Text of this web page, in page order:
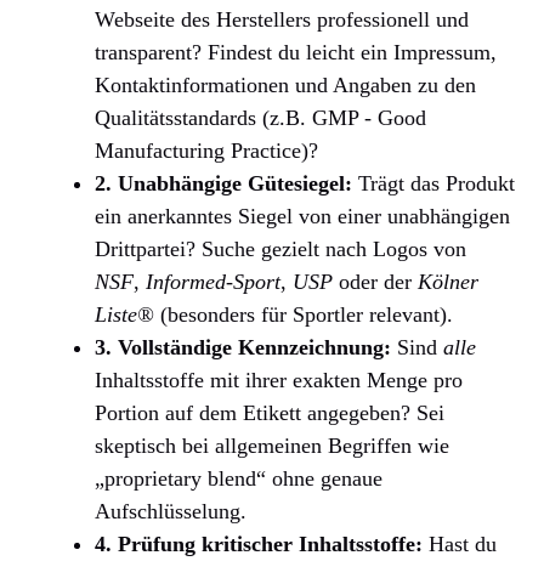
Webseite des Herstellers professionell und
transparent? Findest du leicht ein Impressum,
Kontaktinformationen und Angaben zu den
Qualitätsstandards (z.B. GMP - Good
Manufacturing Practice)?
2. Unabhängige Gütesiegel: Trägt das Produkt
ein anerkanntes Siegel von einer unabhängigen
Drittpartei? Suche gezielt nach Logos von
NSF, Informed-Sport, USP oder der Kölner
Liste® (besonders für Sportler relevant).
3. Vollständige Kennzeichnung: Sind alle
Inhaltsstoffe mit ihrer exakten Menge pro
Portion auf dem Etikett angegeben? Sei
skeptisch bei allgemeinen Begriffen wie
„proprietary blend“ ohne genaue
Aufschlüsselung.
4. Prüfung kritischer Inhaltsstoffe: Hast du